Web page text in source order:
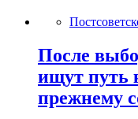
После
ищут путь
прежнему